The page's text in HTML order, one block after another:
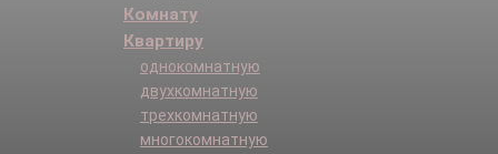
Комнату
Квартиру
однокомнатную
двухкомнатную
трехкомнатную
многокомнатную